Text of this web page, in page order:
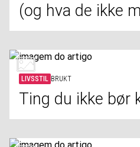
(og hva de ikke
LIVSSTIL BRUKT
Ting du ikke bør